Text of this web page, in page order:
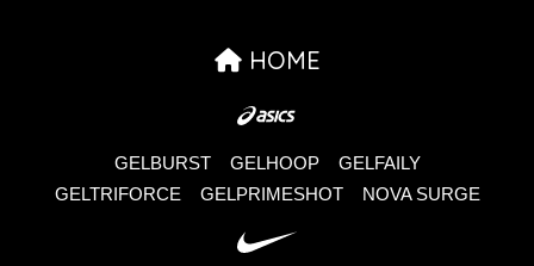
HOME
GELBURST GELHOOP
GELFAILY
GELTRIFORCE
GELPRIMESHOT NOVA SURGE